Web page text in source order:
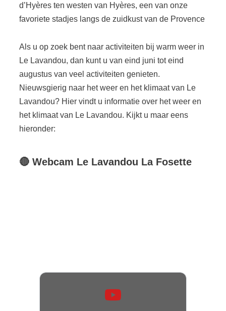
d’Hyères ten westen van Hyères, een van onze
favoriete stadjes langs de zuidkust van de Provence
Als u op zoek bent naar activiteiten bij warm weer in
Le Lavandou, dan kunt u van eind juni tot eind
augustus van veel activiteiten genieten.
Nieuwsgierig naar het weer en het klimaat van Le
Lavandou? Hier vindt u informatie over het weer en
het klimaat van Le Lavandou. Kijkt u maar eens
hieronder:
🔴 Webcam Le Lavandou La Fosette